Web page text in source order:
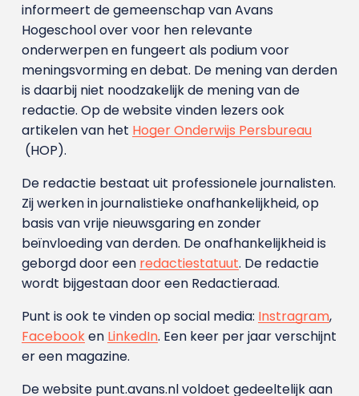
informeert de gemeenschap van Avans
Hogeschool over voor hen relevante
onderwerpen en fungeert als podium voor
meningsvorming en debat. De mening van derden
is daarbij niet noodzakelijk de mening van de
redactie. Op de website vinden lezers ook
artikelen van het Hoger Onderwijs Persbureau
(HOP).
De redactie bestaat uit professionele journalisten.
Zij werken in journalistieke onafhankelijkheid, op
basis van vrije nieuwsgaring en zonder
beïnvloeding van derden. De onafhankelijkheid is
geborgd door een redactiestatuut. De redactie
wordt bijgestaan door een Redactieraad.
Punt is ook te vinden op social media: Instragram,
Facebooken LinkedIn. Een keer per jaar verschijnt
er een magazine.
De website punt.avans.nl voldoet gedeeltelijk aan